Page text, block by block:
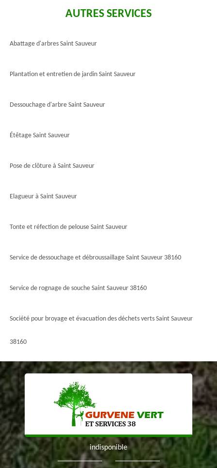
AUTRES SERVICES
Abattage d'arbres Saint Sauveur
Plantation et entretien de jardin Saint Sauveur
Dessouchage d'arbre Saint Sauveur
Étêtage Saint Sauveur
Pose de clôture à Saint Sauveur
Elagueur à Saint Sauveur
Tonte et réfection de pelouse Saint Sauveur
Service de dessouchage et débroussaillage Saint Sauveur 38160
Service de rognage de souche Saint Sauveur 38160
Société pour broyage et évacuation des déchets verts Saint Sauveur
38160
indisponible